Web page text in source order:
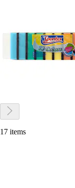
17 items